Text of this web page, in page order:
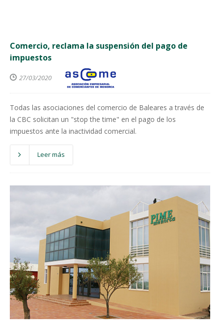
Comercio, reclama la suspensión del pago de
impuestos
27/03/2020
Todas las asociaciones del comercio de Baleares a través de
la CBC solicitan un "stop the time" en el pago de los
impuestos ante la inactividad comercial.
Leer más